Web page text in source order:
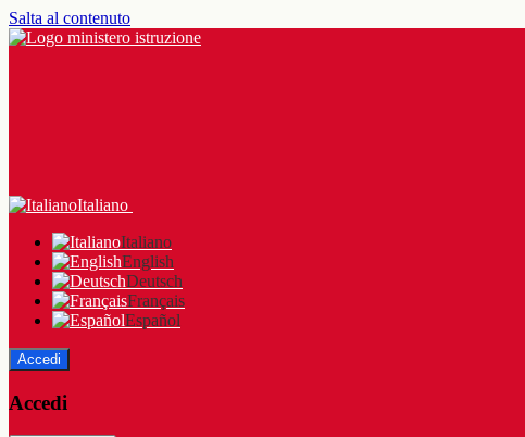
Salta al contenuto
Italiano
Italiano
English
Deutsch
Français
Español
Accedi
Accedi